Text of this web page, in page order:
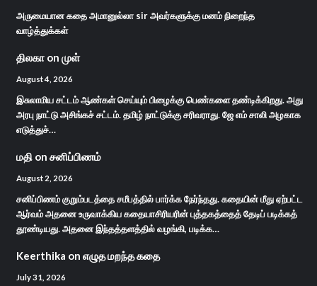
அருமையான கதை அமானுல்லா sir அவர்களுக்கு மனம் நிறைந்த
வாழ்த்துக்கள்
திலகா on முள்
August 4, 2026
இசுலாமிய சட்டம் ஆண்கள் செய்யும் பிழைக்கு பெண்களை தண்டிக்கிறது. அது
அரபு நாட்டு அசிங்கச் சட்டம். தமிழ் நாட்டுக்கு சரிவராது. ஜே எம் சாலி அழகாக
எடுத்துச்…
மதி on சனிப்பிணம்
August 2, 2026
சனிப்பிணம் குறும்படத்தை சமீபத்தில் பார்க்க நேர்ந்தது. கதையின் மீது ஏற்பட்ட
ஆர்வம் அதனை உருவாக்கிய கதையாசிரியரின் புத்தகத்தைத் தேடிப் படிக்கத்
தூண்டியது. அதனை இந்தத்தளத்தில் வழங்கி, படிக்க…
Keerthika on எழுத மறந்த கதை
July 31, 2026